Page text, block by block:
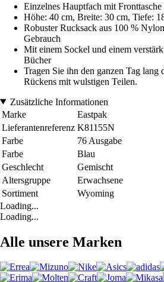
Einzelnes Hauptfach mit
Höhe: 40 cm, Breite: 30 cm, Tiefe:
Robuster Rucksack aus 100 %
Gebrauch
Mit einem Sockel und einem
Bücher
Tragen Sie ihn den ganzen Tag lang
Rückens mit wulstigen Teilen.
Zusätzliche Informationen
Marke
Eastpak
Lieferantenreferenz K81155N
Farbe
76 Ausgabe
Farbe
Blau
Geschlecht
Gemischt
Altersgruppe
Erwachsene
Sortiment
Wyoming
Loading...
Loading...
Alle unsere Marken